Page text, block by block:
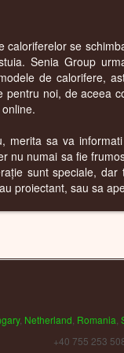
caloriferelor se
Senia Group
de calorifere,
pentru noi, de aceea
merita sa va
nu numai sa fie
sunt speciale,
proiectant, sau sa
, Netherland Romania
+40 755 253